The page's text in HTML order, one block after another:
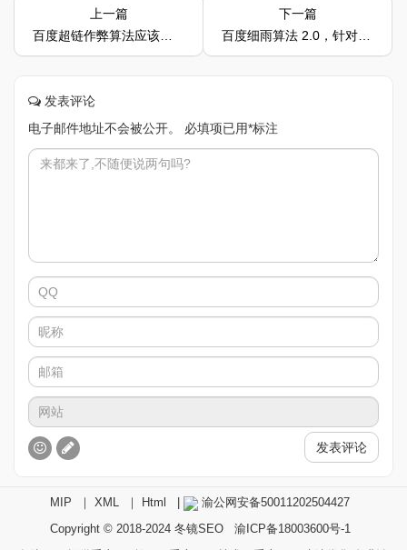
上一篇
百度超链作弊算法应该如何避过？
下一篇
百度细雨算法 2.0，针对 B2B 低质量内容
发表评论
电子邮件地址不会被公开。
必填项已用*标注
发表评论
MIP ｜ XML ｜ Html
渝公网安备50011202504427
Copyright © 2018-2024 冬镜SEO
渝ICP备18003600号-1